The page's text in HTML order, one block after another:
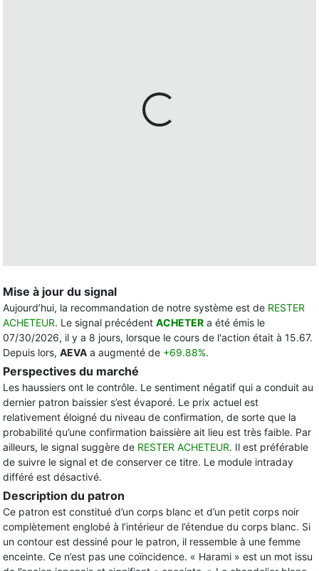
Mise à jour du signal
Aujourd’hui, la recommandation de notre système est de RESTER
ACHETEUR. Le signal précédent ACHETER a été émis le
07/30/2026, il y a 8 jours, lorsque le cours de l'action était à 15.67.
Depuis lors, AEVA a augmenté de +69.88%.
Perspectives du marché
Les haussiers ont le contrôle. Le sentiment négatif qui a conduit au
dernier patron baissier s’est évaporé. Le prix actuel est
relativement éloigné du niveau de confirmation, de sorte que la
probabilité qu’une confirmation baissière ait lieu est très faible. Par
ailleurs, le signal suggère de RESTER ACHETEUR. Il est préférable
de suivre le signal et de conserver ce titre. Le module intraday
différé est désactivé.
Description du patron
Ce patron est constitué d’un corps blanc et d’un petit corps noir
complètement englobé à l’intérieur de l’étendue du corps blanc. Si
un contour est dessiné pour le patron, il ressemble à une femme
enceinte. Ce n’est pas une coïncidence. « Harami » est un mot issu